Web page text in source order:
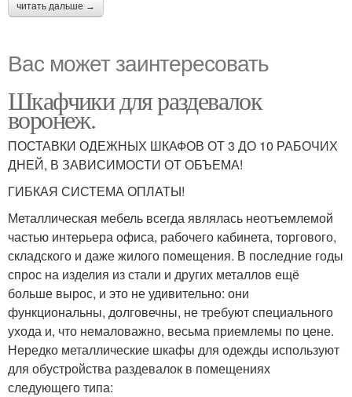
читать дальше →
Вас может заинтересовать
Шкафчики для раздевалок
воронеж.
ПОСТАВКИ ОДЕЖНЫХ ШКАФОВ ОТ 3 ДО 10 РАБОЧИХ
ДНЕЙ, В ЗАВИСИМОСТИ ОТ ОБЪЕМА!
ГИБКАЯ СИСТЕМА ОПЛАТЫ!
Металлическая мебель всегда являлась неотъемлемой
частью интерьера офиса, рабочего кабинета, торгового,
складского и даже жилого помещения. В последние годы
спрос на изделия из стали и других металлов ещё
больше вырос, и это не удивительно: они
функциональны, долговечны, не требуют специального
ухода и, что немаловажно, весьма приемлемы по цене.
Нередко металлические шкафы для одежды используют
для обустройства раздевалок в помещениях
следующего типа: